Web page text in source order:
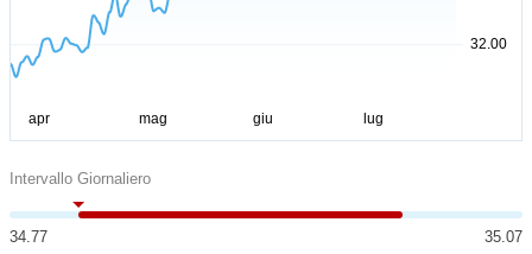
Intervallo Giornaliero
34.77 35.07